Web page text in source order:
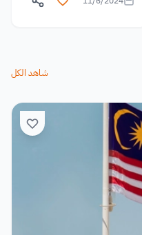
شاهد الكل